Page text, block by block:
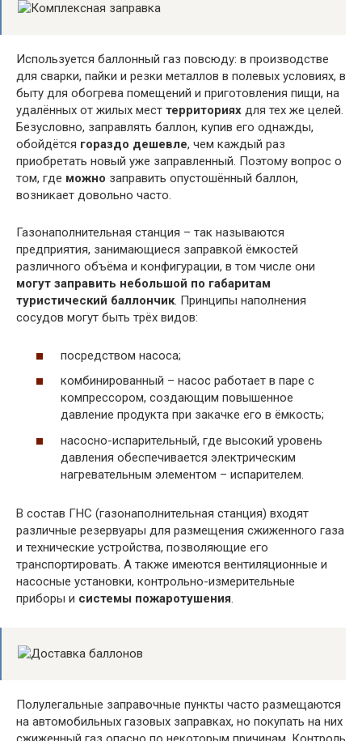
Используется баллонный газ повсюду: в производстве
для сварки, пайки и резки металлов в полевых условиях, в
быту для обогрева помещений и приготовления пищи, на
удалённых от жилых мест территориях для тех же целей.
Безусловно, заправлять баллон, купив его однажды,
обойдётся гораздо дешевле, чем каждый раз
приобретать новый уже заправленный. Поэтому вопрос о
том, где можно заправить опустошённый баллон,
возникает довольно часто.
Газонаполнительная станция – так называются
предприятия, занимающиеся заправкой ёмкостей
различного объёма и конфигурации, в том числе они
могут заправить небольшой по габаритам
туристический баллончик. Принципы наполнения
сосудов могут быть трёх видов:
посредством насоса;
комбинированный – насос работает в паре с
компрессором, создающим повышенное
давление продукта при закачке его в ёмкость;
насосно-испарительный, где высокий уровень
давления обеспечивается электрическим
нагревательным элементом – испарителем.
В состав ГНС (газонаполнительная станция) входят
различные резервуары для размещения сжиженного газа
и технические устройства, позволяющие его
транспортировать. А также имеются вентиляционные и
насосные установки, контрольно-измерительные
приборы и системы пожаротушения.
Полулегальные заправочные пункты часто размещаются
на автомобильных газовых заправках, но покупать на них